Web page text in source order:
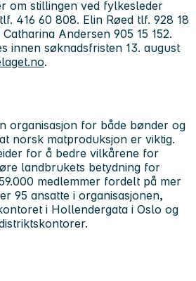
om stillingen ved fylkesleder
416 60 808. Elin Røed tlf. 928 18
Andersen 905 15 152.
innen søknadsfristen 13. august
.
organisasjon for både bønder og
norsk matproduksjon er viktig.
for å bedre vilkårene for
landbrukets betydning for
medlemmer fordelt på mer
95 ansatte i organisasjonen,
i Hollendergata i Oslo og